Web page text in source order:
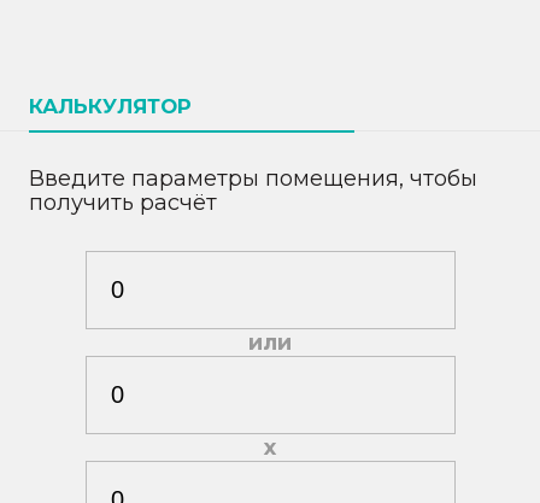
КАЛЬКУЛЯТОР
Введите параметры помещения, чтобы
получить расчёт
или
х